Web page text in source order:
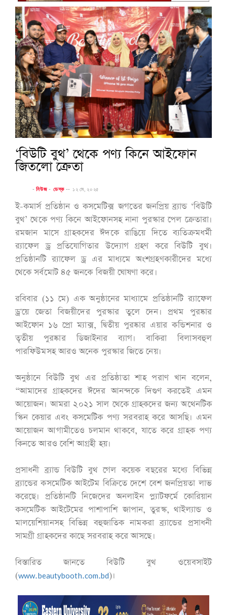
‘বিউটি বুথ’ থেকে পণ্য কিনে আইফোন
জিতলো ক্রেতা
-নিউজ - ডেস্ক -- ১২ মে, ২০২৫
ই-কমার্স প্রতিষ্ঠান ও কসমেটিক্স জগতের জনপ্রিয় ব্র্যান্ড ‘বিউটি
বুথ’ থেকে পণ্য কিনে আইফোনসহ নানা পুরস্কার পেল ক্রেতারা।
রমজান মাসে গ্রাহকদের ঈদকে রাঙিয়ে দিতে ব্যতিক্রমধর্মী
র‍্যাফেল ড্র প্রতিযোগিতার উদ্যোগ গ্রহণ করে বিউটি বুথ।
প্রতিষ্ঠানটি র‍্যাফেল ড্র এর মাধ্যমে অংশগ্রহণকারীদের মধ্যে
থেকে সর্বমোট ৪৫ জনকে বিজয়ী ঘোষণা করে।
রবিবার (১১ মে) এক অনুষ্ঠানের মাধ্যামে প্রতিষ্ঠানটি র‍্যাফেল
ড্র'য়ে জেতা বিজয়ীদের পুরস্কার তুলে দেন। প্রথম পুরষ্কার
আইফোন ১৬ প্রো ম্যাক্স, দ্বিতীয় পুরষ্কার এয়ার কন্ডিশনার ও
তৃতীয় পুরষ্কার ডিজাইনার ব্যাগ। বাকিরা বিলাসবহুল
পারফিউমসহ আরও অনেক পুরস্কার জিতে নেয়।
অনুষ্ঠানে বিউটি বুথ এর প্রতিষ্ঠাতা শাহ পরাণ খান বলেন,
“আমাদের গ্রাহকদের ঈদের আনন্দকে দিগুণ করতেই এমন
আয়োজন। আমরা ২০২১ সাল থেকে গ্রাহকদের জন্য অথেনটিক
স্কিন কেয়ার এবং কসমেটিক পণ্য সরবরাহ করে আসছি। এমন
আয়োজন আগামীতেও চলমান থাকবে, যাতে করে গ্রাহক পণ্য
কিনতে আরও বেশি আগ্রহী হয়।
প্রসাধনী ব্র্যান্ড বিউটি বুথ গেল কয়েক বছরের মধ্যে বিভিন্ন
ব্র্যান্ডের কসমেটিক আইটেম বিক্রিতে দেশে বেশ জনপ্রিয়তা লাভ
করেছে। প্রতিষ্ঠানটি নিজেদের অনলাইন প্ল্যাটফর্মে কোরিয়ান
কসমেটিক আইটেমের পাশাপাশি জাপান, তুরস্ক, থাইল্যান্ড ও
মালয়েশিয়ানসহ বিভিন্ন বহুজাতিক নামকরা ব্র্যান্ডের প্রসাধনী
সামগ্রী গ্রাহকদের কাছে সরবরাহ করে আসছে।
বিস্তারিত জানতে বিউটি বুথ ওয়েবসাইট
(www.beautybooth.com.bd)।